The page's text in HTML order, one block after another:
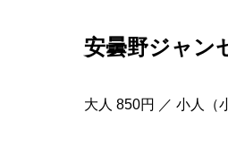
安曇野ジャン
大人 850円 ／ 小人（